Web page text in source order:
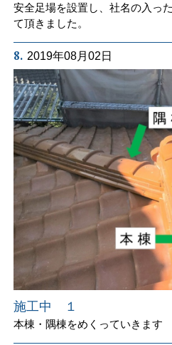
安全足場を設置し、社名の入っ
て頂きました。
8. 2019年08月02日
施工中 １
本棟・隅棟をめくっていきます